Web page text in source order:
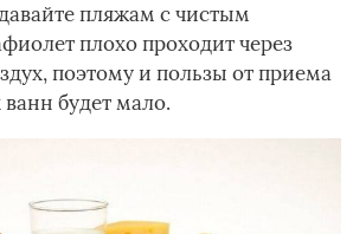
пляжам с чистым
плохо проходит через
поэтому и пользы от приема
будет мало.